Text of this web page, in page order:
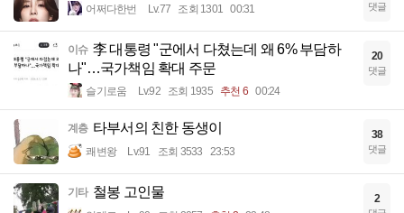
어쩌다한번 Lv.77 조회 1301 00:31 댓글
이슈 李 대통령 "군에서 다쳤는데 왜 6% 부담하
나"…국가책임 확대 주문
슬기로움 Lv.92 조회 1935 추천 6 00:24
20
댓글
계층 타부서의 친한 동생이
쾌변왕 Lv.91 조회 3533 23:53
38
댓글
기타 철봉 고인물 2